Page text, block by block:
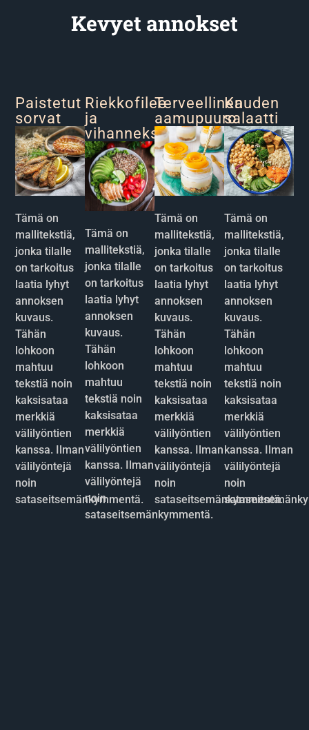
Kevyet annokset
Paistetut
sorvat
Tämä on
mallitekstiä,
jonka tilalle
on tarkoitus
laatia lyhyt
annoksen
kuvaus.
Tähän
lohkoon
mahtuu
tekstiä noin
kaksisataa
merkkiä
välilyöntien
kanssa. Ilman
välilyöntejä
noin
sataseitsemänkymmentä.
Riekkofilee
ja
vihannekset
Tämä on
mallitekstiä,
jonka tilalle
on tarkoitus
laatia lyhyt
annoksen
kuvaus.
Tähän
lohkoon
mahtuu
tekstiä noin
kaksisataa
merkkiä
välilyöntien
kanssa. Ilman
välilyöntejä
noin
sataseitsemänkymmentä.
Terveellinen
aamupuuro
Tämä on
mallitekstiä,
jonka tilalle
on tarkoitus
laatia lyhyt
annoksen
kuvaus.
Tähän
lohkoon
mahtuu
tekstiä noin
kaksisataa
merkkiä
välilyöntien
kanssa. Ilman
välilyöntejä
noin
sataseitsemänkymmentä.
Kauden
salaatti
Tämä on
mallitekstiä,
jonka tilalle
on tarkoitus
laatia lyhyt
annoksen
kuvaus.
Tähän
lohkoon
mahtuu
tekstiä noin
kaksisataa
merkkiä
välilyöntien
kanssa. Ilman
välilyöntejä
noin